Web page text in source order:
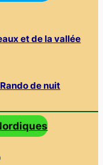
et de la vallée
de nuit